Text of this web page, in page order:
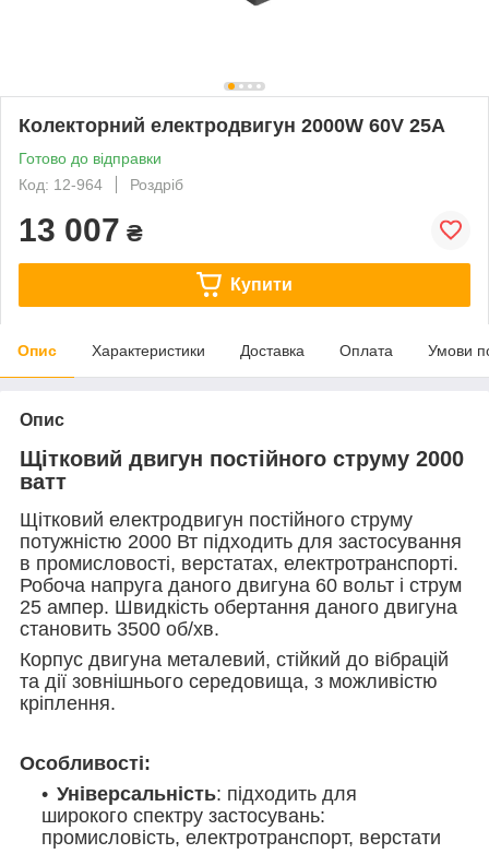
Колекторний електродвигун 2000W 60V 25A
Готово до відправки
Код: 12-964
Роздріб
13 007 ₴
Купити
Опис Характеристики Доставка Оплата Умови
Опис
Щітковий двигун постійного струму 2000
ватт
Щітковий електродвигун постійного струму
потужністю 2000 Вт підходить для застосування
в промисловості, верстатах, електротранспорті.
Робоча напруга даного двигуна 60 вольт і струм
25 ампер. Швидкість обертання даного двигуна
становить 3500 об/хв.
Корпус двигуна металевий, стійкий до вібрацій
та дії зовнішнього середовища, з можливістю
кріплення.
Особливості:
Універсальність: підходить для
широкого спектру застосувань:
промисловість, електротранспорт, верстати